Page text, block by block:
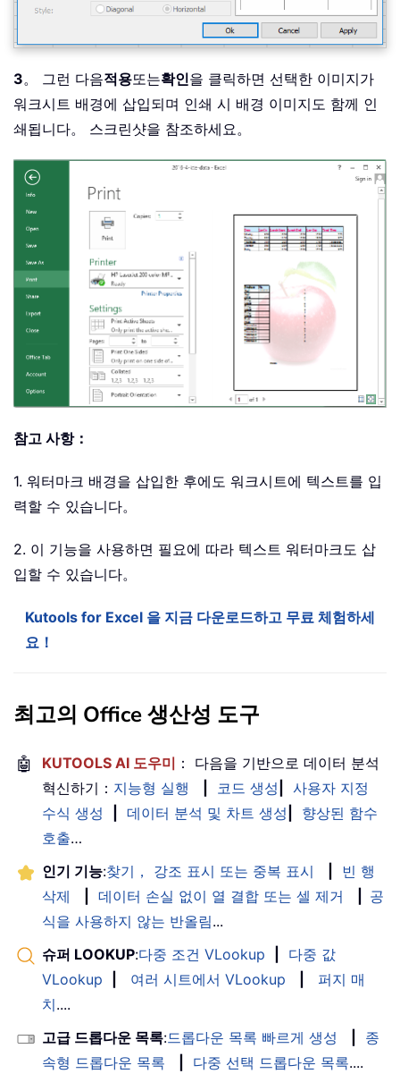
3。 그런 다음적용또는확인을 클릭하면 선택한 이미지가
워크시트 배경에 삽입되며 인쇄 시 배경 이미지도 함께 인
쇄됩니다。 스크린샷을 참조하세요。
참고 사항：
1. 워터마크 배경을 삽입한 후에도 워크시트에 텍스트를 입
력할 수 있습니다。
2. 이 기능을 사용하면 필요에 따라 텍스트 워터마크도 삽
입할 수 있습니다。
Kutools for Excel 을 지금 다운로드하고 무료 체험하세
요！
최고의 Office 생산성 도구
🤖 KUTOOLS AI 도우미 ： 다음을 기반으로 데이터 분석
혁신하기： 지능형 실행 코드 생성
사용자 지정
수식 생성
데이터 분석 및 차트 생성
향상된 함수
호출…
인기 기능:찾기， 강조 표시 또는 중복 표시
빈 행
삭제
데이터 손실 없이 열 결합 또는 셀 제거
공
식을 사용하지 않는 반올림...
슈퍼 LOOKUP:다중 조건 VLookup
다중 값
VLookup
여러 시트에서 VLookup
퍼지 매
치....
고급 드롭다운 목록:드롭다운 목록 빠르게 생성
종
속형 드롭다운 목록
다중 선택 드롭다운 목록....